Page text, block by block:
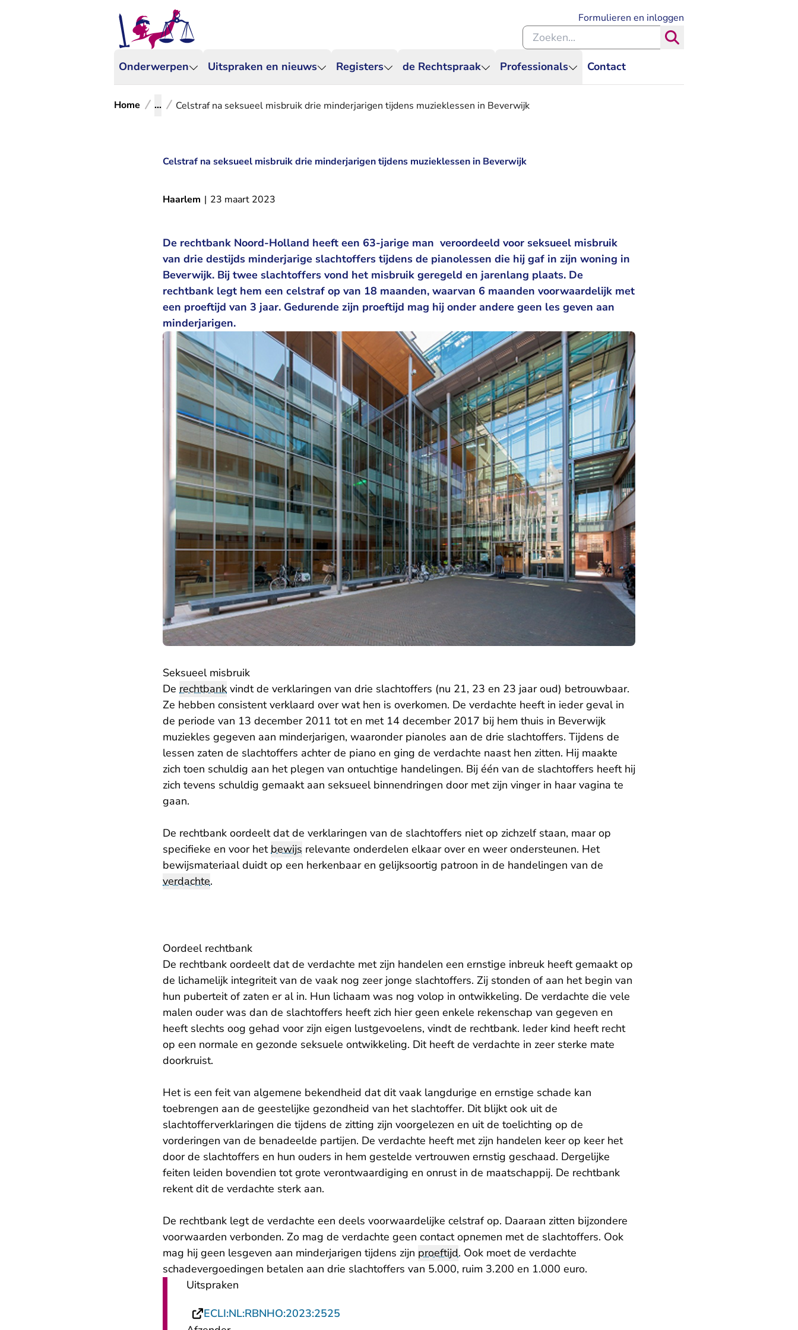
Onderwerpen Uitspraken en nieuws Registers de Rechtspraak Professionals Contact
Formulieren en inloggen
Zoeken binnen de Rechtspraak
Home ... Celstraf na seksueel misbruik drie minderjarigen tijdens muzieklessen in Beverwijk
Celstraf na seksueel misbruik drie minderjarigen tijdens muzieklessen in Beverwijk
Haarlem | 23 maart 2023
De rechtbank Noord-Holland heeft een 63-jarige man veroordeeld voor seksueel misbruik
van drie destijds minderjarige slachtoffers tijdens de pianolessen die hij gaf in zijn woning in
Beverwijk. Bij twee slachtoffers vond het misbruik geregeld en jarenlang plaats. De
rechtbank legt hem een celstraf op van 18 maanden, waarvan 6 maanden voorwaardelijk met
een proeftijd van 3 jaar. Gedurende zijn proeftijd mag hij onder andere geen les geven aan
minderjarigen.
Seksueel misbruik
De rechtbank vindt de verklaringen van drie slachtoffers (nu 21, 23 en 23 jaar oud) betrouwbaar.
Ze hebben consistent verklaard over wat hen is overkomen. De verdachte heeft in ieder geval in
de periode van 13 december 2011 tot en met 14 december 2017 bij hem thuis in Beverwijk
muziekles gegeven aan minderjarigen, waaronder pianoles aan de drie slachtoffers. Tijdens de
lessen zaten de slachtoffers achter de piano en ging de verdachte naast hen zitten. Hij maakte
zich toen schuldig aan het plegen van ontuchtige handelingen. Bij één van de slachtoffers heeft hij
zich tevens schuldig gemaakt aan seksueel binnendringen door met zijn vinger in haar vagina te
gaan.
De rechtbank oordeelt dat de verklaringen van de slachtoffers niet op zichzelf staan, maar op
specifieke en voor hetbewijs relevante onderdelen elkaar over en weer ondersteunen. Het
bewijsmateriaal duidt op een herkenbaar en gelijksoortig patroon in de handelingen van de
verdachte.
Oordeel rechtbank
De rechtbank oordeelt dat de verdachte met zijn handelen een ernstige inbreuk heeft gemaakt op
de lichamelijk integriteit van de vaak nog zeer jonge slachtoffers. Zij stonden of aan het begin van
hun puberteit of zaten er al in. Hun lichaam was nog volop in ontwikkeling. De verdachte die vele
malen ouder was dan de slachtoffers heeft zich hier geen enkele rekenschap van gegeven en
heeft slechts oog gehad voor zijn eigen lustgevoelens, vindt de rechtbank. Ieder kind heeft recht
op een normale en gezonde seksuele ontwikkeling. Dit heeft de verdachte in zeer sterke mate
doorkruist.
Het is een feit van algemene bekendheid dat dit vaak langdurige en ernstige schade kan
toebrengen aan de geestelijke gezondheid van het slachtoffer. Dit blijkt ook uit de
slachtofferverklaringen die tijdens de zitting zijn voorgelezen en uit de toelichting op de
vorderingen van de benadeelde partijen. De verdachte heeft met zijn handelen keer op keer het
door de slachtoffers en hun ouders in hem gestelde vertrouwen ernstig geschaad. Dergelijke
feiten leiden bovendien tot grote verontwaardiging en onrust in de maatschappij. De rechtbank
rekent dit de verdachte sterk aan.
De rechtbank legt de verdachte een deels voorwaardelijke celstraf op. Daaraan zitten bijzondere
voorwaarden verbonden. Zo mag de verdachte geen contact opnemen met de slachtoffers. Ook
mag hij geen lesgeven aan minderjarigen tijdens zijn proeftijd. Ook moet de verdachte
schadevergoedingen betalen aan drie slachtoffers van 5.000, ruim 3.200 en 1.000 euro.
Uitspraken
ECLI:NL:RBNHO:2023:2525